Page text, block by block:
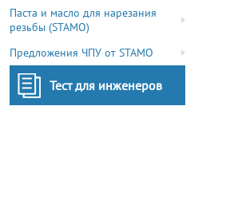
Паста и масло для нарезания
резьбы (STAMO)
Предложения ЧПУ от STAMO
Тест для инженеров